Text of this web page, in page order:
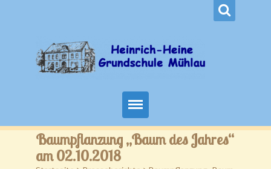
Start
Aktuelles
Baumpflanzung „Baum des Jahres“
am 02.10.2018